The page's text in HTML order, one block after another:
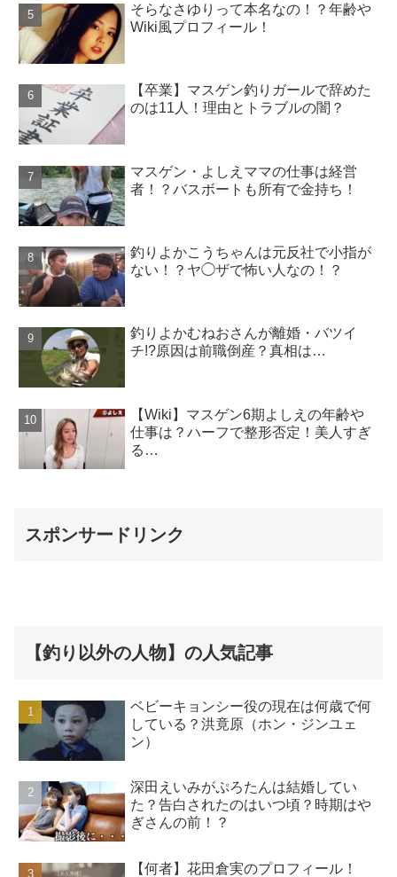
そらなさゆりって本名なの！？年齢や
Wiki風プロフィール！
【卒業】マスゲン釣りガールで辞めた
のは11人！理由とトラブルの闇？
マスゲン・よしえママの仕事は経営
者！？バスボートも所有で金持ち！
釣りよかこうちゃんは元反社で小指が
ない！？ヤ◯ザで怖い人なの！？
釣りよかむねおさんが離婚・バツイ
チ!?原因は前職倒産？真相は…
【Wiki】マスゲン6期よしえの年齢や
仕事は？ハーフで整形否定！美人すぎ
る…
スポンサードリンク
【釣り以外の人物】の人気記事
ベビーキョンシー役の現在は何歳で何
している？洪竟原（ホン・ジンユェ
ン）
深田えいみがぷろたんは結婚してい
た？告白されたのはいつ頃？時期はや
ぎさんの前！？
【何者】花田倉実のプロフィール！